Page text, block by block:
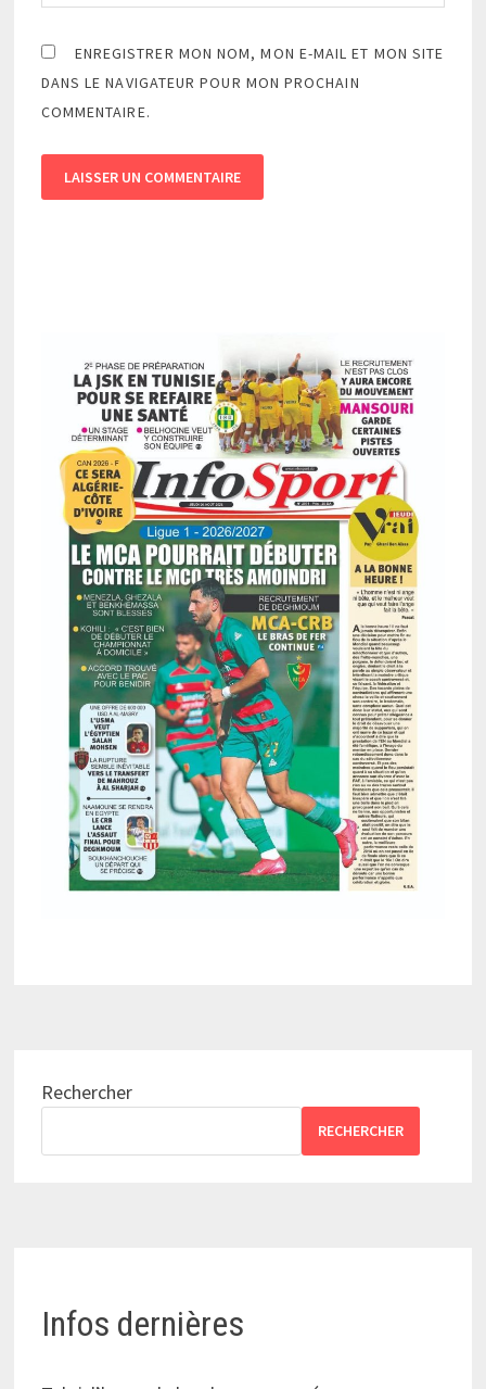
ENREGISTRER MON NOM, MON E-MAIL ET MON SITE
DANS LE NAVIGATEUR POUR MON PROCHAIN
COMMENTAIRE.
Rechercher
RECHERCHER
Infos dernières